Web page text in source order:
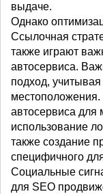
выдаче.
Однако
Ссылочная
также играют
автосервиса.
подход,
автосервиса для
использование
также создание
специфичного
Социальные
для SEO